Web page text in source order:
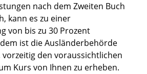
nach dem Zweiten Buch
kann es zu einer
von bis zu 30 Prozent
ist die Ausländerbehörde
den voraussichtlichen
Kurs von Ihnen zu erheben.